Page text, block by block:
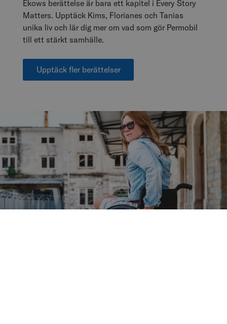
Ekows berättelse är bara ett kapitel i Every Story
Matters. Upptäck Kims, Florianes och Tanias
unika liv och lär dig mer om vad som gör Permobil
till ett stärkt samhälle.
Upptäck fler berättelser